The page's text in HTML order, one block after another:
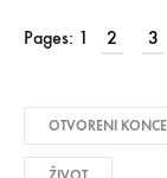
Pages: 1 2 3
OTVORENI